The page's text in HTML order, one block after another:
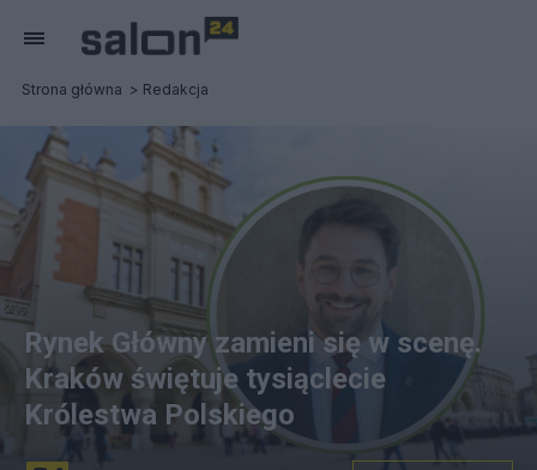
Strona główna Redakcja
Rynek Główny zamieni się w scenę.
Kraków świętuje tysiąclecie
Królestwa Polskiego